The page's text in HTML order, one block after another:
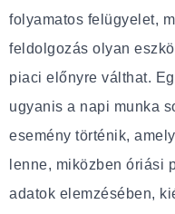
folyamatos felügyelet,
feldolgozás olyan
piaci előnyre válthat.
ugyanis a napi munka
esemény történik,
lenne, miközben óriási
adatok elemzésében,